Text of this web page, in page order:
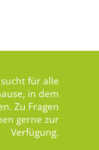
für alle
in dem
Zu Fragen
gerne zur
Verfügung.